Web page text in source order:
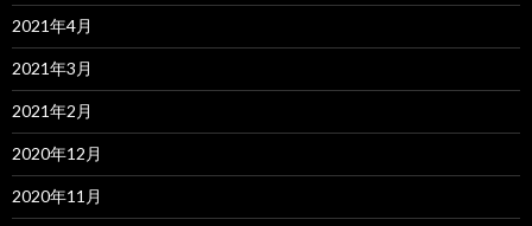
2021年4月
2021年3月
2021年2月
2020年12月
2020年11月